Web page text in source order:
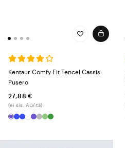
Kentaur Comfy Fit Tencel Cassis
Pusero
27,88 €
(ei sis. ALV:tä)